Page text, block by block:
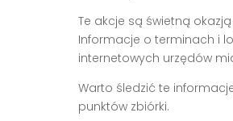
Te akcje są świetną
Informacje o terminach i
internetowych urzędów
Warto śledzić te
punktów zbiórki.